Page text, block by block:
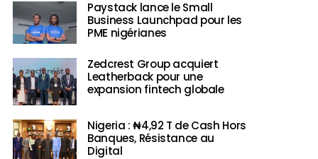
Paystack lance le Small
Business Launchpad pour les
PME nigérianes
Zedcrest Group acquiert
Leatherback pour une
expansion fintech globale
Nigeria : ₦4,92 T de Cash Hors
Banques, Résistance au
Digital